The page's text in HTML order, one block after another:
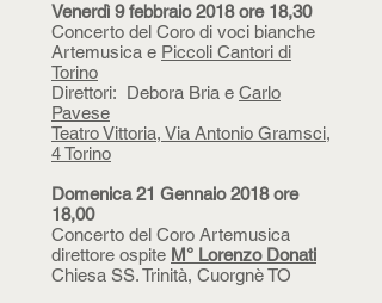
Venerdì 9 febbraio 2018 ore 18,30
Concerto del Coro di voci bianche
Artemusica e Piccoli Cantori di
Torino
Direttori: Debora Bria e Carlo
Pavese
Teatro Vittoria, Via Antonio Gramsci,
4 Torino
Domenica 21 Gennaio 2018 ore
18,00
Concerto del Coro Artemusica
direttore ospite M° Lorenzo Donati
Chiesa SS. Trinità, Cuorgnè TO